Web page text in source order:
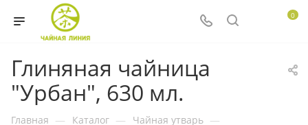
0
Глиняная чайница
"Урбан", 630 мл.
Главная — Каталог — Чайная утварь —